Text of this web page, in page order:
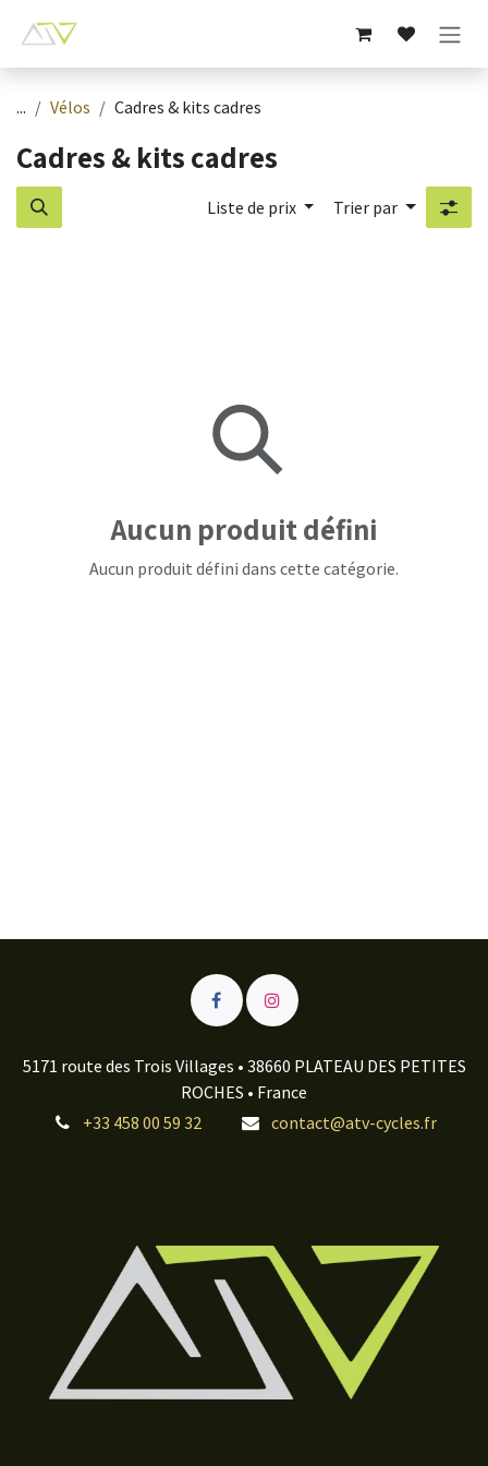
... Vélos Cadres & kits cadres
Cadres & kits cadres
Liste de prix Trier par
Aucun produit défini
Aucun produit défini dans cette catégorie.
5171 route des Trois Villages • 38660 PLATEAU DES PETITES
ROCHES • France
+33 458 00 59 32
contact@atv-cycles.fr